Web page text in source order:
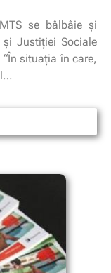
se bâlbâie şi
Justiţiei Sociale
situaţia în care,